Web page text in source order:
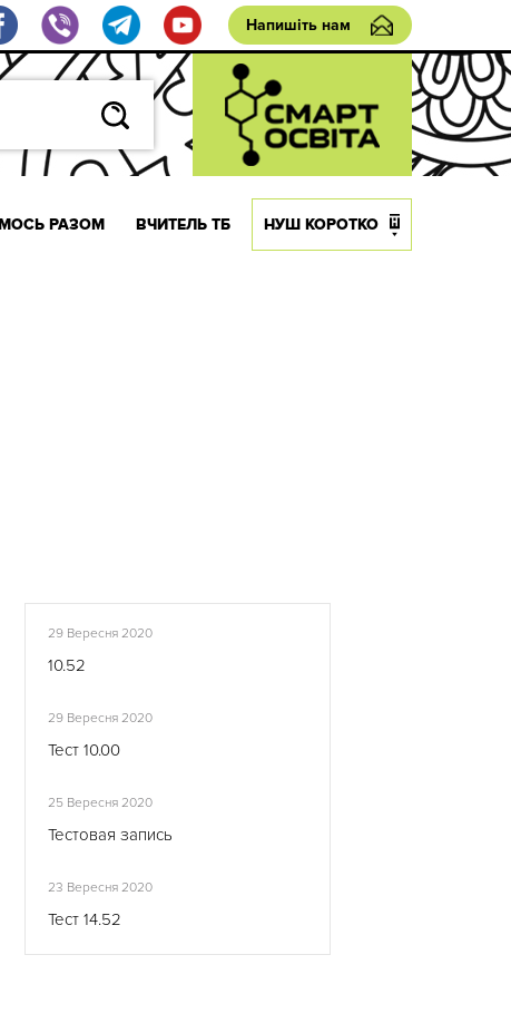
Напишіть нам
РАЗОМ ВЧИТЕЛЬ ТБ НУШ КОРОТКО
29 Вересня 2020
10.52
29 Вересня 2020
Тест 10.00
25 Вересня 2020
Тестовая запись
23 Вересня 2020
Тест 14.52